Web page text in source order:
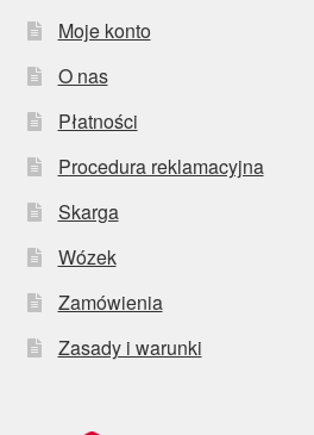
Moje konto
O nas
Płatności
Procedura reklamacyjna
Skarga
Wózek
Zamówienia
Zasady i warunki